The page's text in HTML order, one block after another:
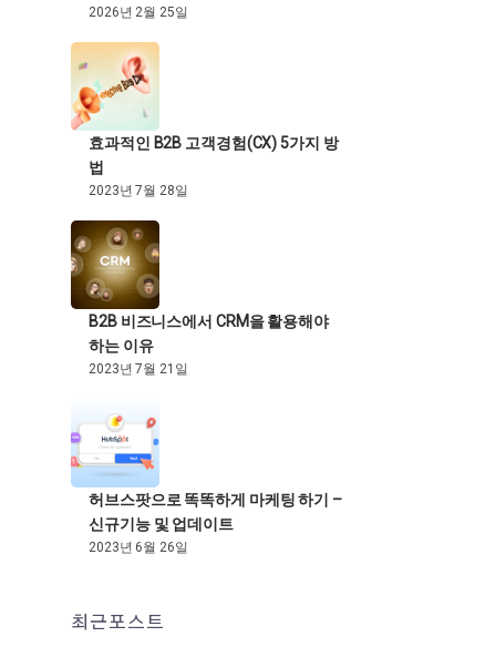
2026년 2월 25일
효과적인 B2B 고객경험(CX) 5가지 방
법
2023년 7월 28일
B2B 비즈니스에서 CRM을 활용해야
하는 이유
2023년 7월 21일
허브스팟으로 똑똑하게 마케팅 하기 –
신규기능 및 업데이트
2023년 6월 26일
최근포스트